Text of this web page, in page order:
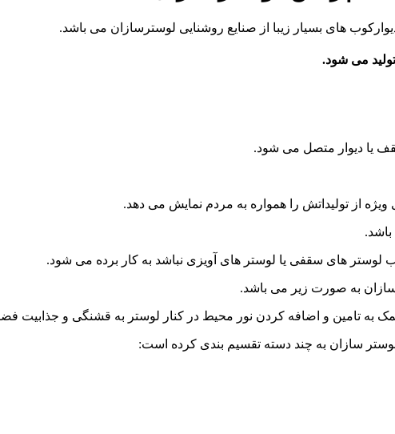
های بسیار زیبا از صنایع روشنایی لوسترسازان می باشد.
می شود.
یا دیوار متصل می شود.
از تولیداتش را همواره به مردم نمایش می دهد.
لوستر های سقفی یا لوستر های آویزی نباشد به کار برده می شود.
سازان به صورت زیر می باشد.
به تامین و اضافه کردن نور محیط در کنار لوستر به قشنگی و جذابیت
سازان به چند دسته تقسیم بندی کرده است: